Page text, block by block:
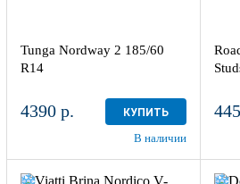
Tunga Nordway 2 185/60
R14
4390 р. КУПИТЬ
В наличии